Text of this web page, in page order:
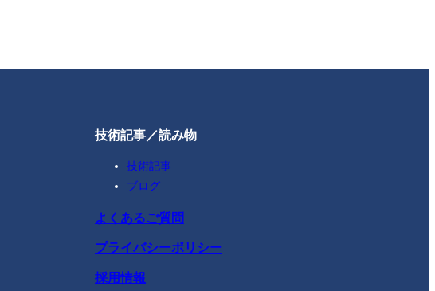
技術記事／読み物
技術記事
ブログ
よくあるご質問
プライバシーポリシー
採用情報